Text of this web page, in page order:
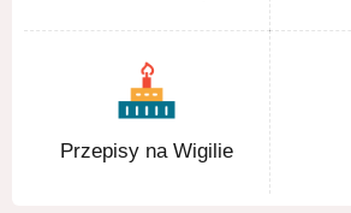
Przepisy na Wigilie